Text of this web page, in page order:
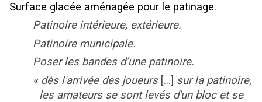
Surface glacée aménagée pour le patinage.
Patinoire intérieure, extérieure.
Patinoire municipale.
Poser les bandes d’une patinoire.
« dès l'arrivée des joueurs [...] sur la patinoire,
les amateurs se sont levés d'un bloc et se